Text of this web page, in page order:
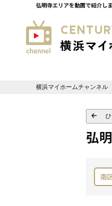
弘明寺エリアを動画で紹介し
横浜マイホームチャンネル
弘
南